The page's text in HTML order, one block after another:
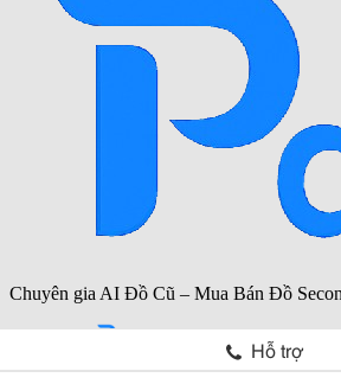
Hỗ trợ